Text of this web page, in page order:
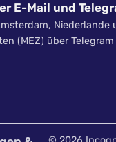
E-Mail und
Niederlande
(MEZ) über Telegram